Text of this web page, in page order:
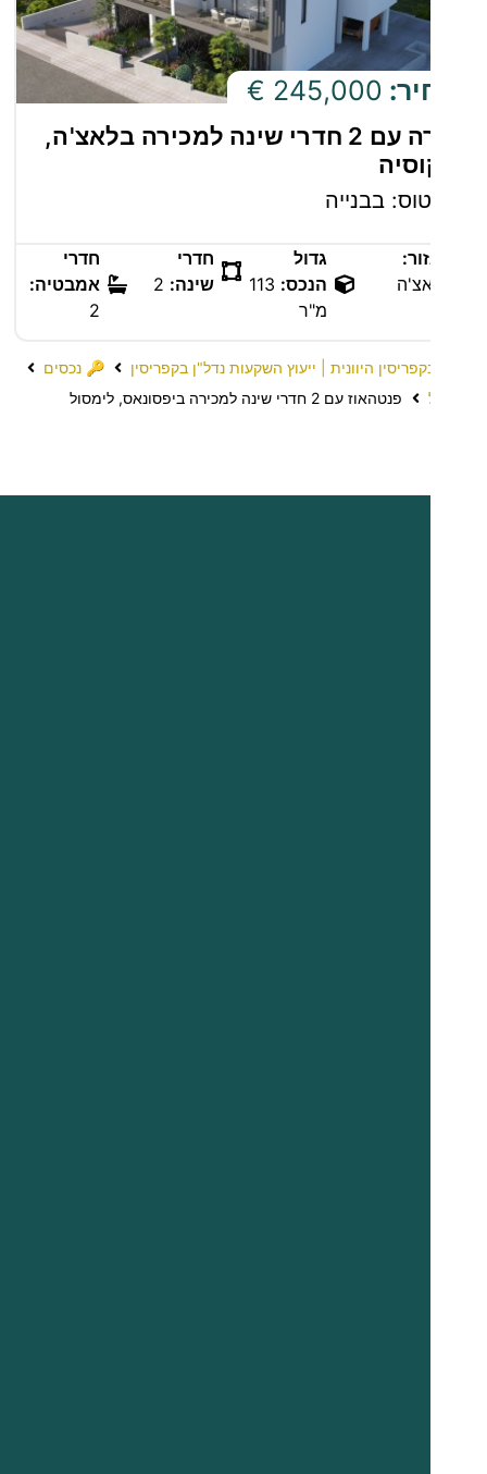
245,000 €
דירה עם 2 חדרי שינה למכירה בלאצ'ה,
בבנייה
הנכס: 113
חדרי
שינה:2
אמבטיה:
היוונית | ייעוץ השקעות נדל"ן בקפריסין
🔑 נכסים
פנטהאוז עם 2 חדרי שינה למכירה ביפסונאס, לימסול